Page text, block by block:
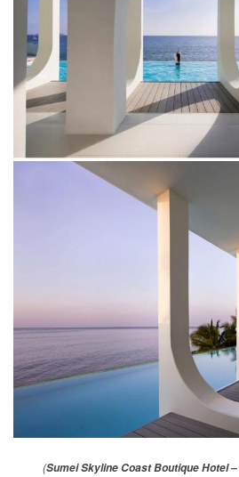
(Sumei Skyline Coast Boutique Hotel –